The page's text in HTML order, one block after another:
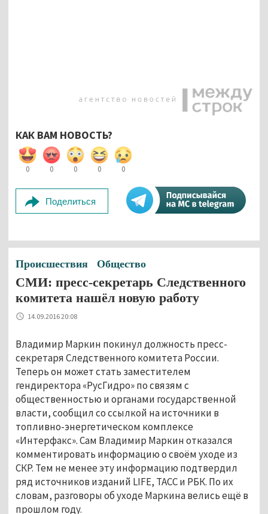
КАК ВАМ НОВОСТЬ?
0 0 0 0 0
Поделиться
Происшествия Общество
СМИ: пресс-секретарь Следственного
комитета нашёл новую работу
14.09.2016 20:08
Владимир Маркин покинул должность пресс-
секретаря Следственного комитета России.
Теперь он может стать заместителем
гендиректора «РусГидро» по связям с
общественностью и органами государственной
власти, сообщил со ссылкой на источники в
топливно-энергетическом комплексе
«Интерфакс». Сам Владимир Маркин отказался
комментировать информацию о своём уходе из
СКР. Тем не менее эту информацию подтвердил
ряд источников изданий LIFE, ТАСС и РБК. По их
словам, разговоры об уходе Маркина велись ещё в
прошлом году.